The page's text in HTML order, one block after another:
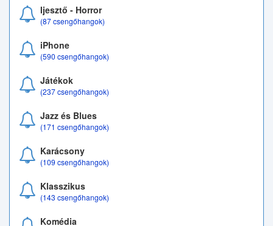
Ijesztő - Horror
(87 csengőhangok)
iPhone
(590 csengőhangok)
Játékok
(237 csengőhangok)
Jazz és Blues
(171 csengőhangok)
Karácsony
(109 csengőhangok)
Klasszikus
(143 csengőhangok)
Komédia